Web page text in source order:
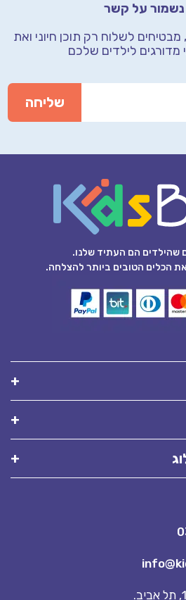
נשמור על קשר
לשלוח רק תוכן חיוני ואת
מדורגים לילדים שלכם
שהילדים הם העתיד שלנו.
הכלים הטובים ביותר להצלחה.